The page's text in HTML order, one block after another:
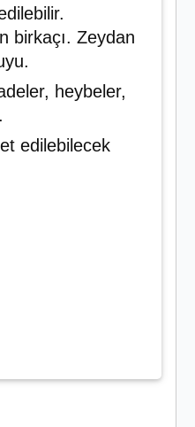
birkaçı. Zeydan
heybeler,
edilebilecek